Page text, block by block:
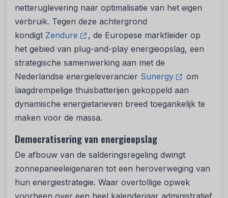
netteruglevering naar optimalisatie van het eigen
verbruik. Tegen deze achtergrond
kondigt Zendure
, de Europese marktleider op
het gebied van plug-and-play energieopslag, een
strategische samenwerking aan met de
Nederlandse energieleverancier Sunergy
om
laagdrempelige thuisbatterijen gekoppeld aan
dynamische energietarieven breed toegankelijk te
maken voor de massa.
Democratisering van energieopslag
De afbouw van de salderingsregeling dwingt
zonnepaneeleigenaren tot een heroverweging van
hun energiestrategie. Waar overtollige opwek